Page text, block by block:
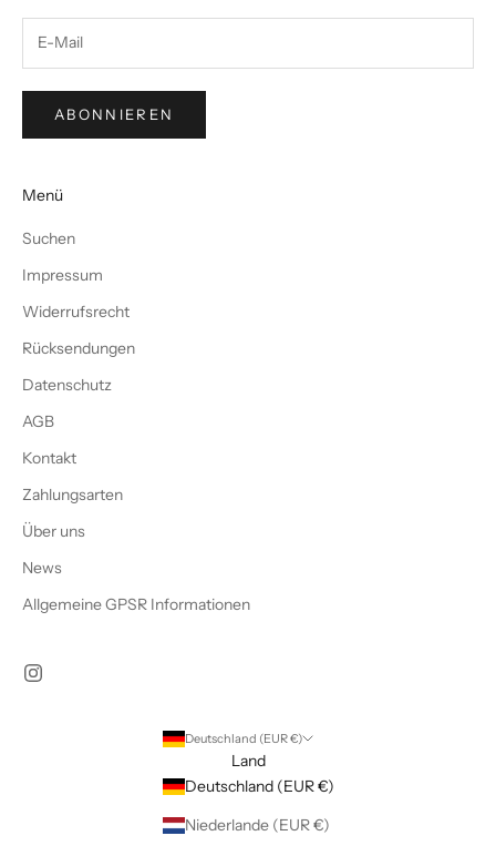
ABONNIEREN
Menü
Suchen
Impressum
Widerrufsrecht
Rücksendungen
Datenschutz
AGB
Kontakt
Zahlungsarten
Über uns
News
Allgemeine GPSR Informationen
Deutschland (EUR €)
Land
Deutschland (EUR €)
Niederlande (EUR €)